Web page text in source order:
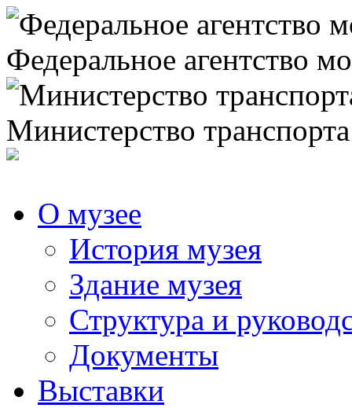
Федеральное агентство
Министерство
О музее
История музея
Здание музея
Структура и
Документы
Выставки